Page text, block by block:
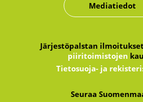
Mediatiedot
Järjestöpalstan ilmoitukset
piiritoimistojen
Tietosuoja- ja
Seuraa